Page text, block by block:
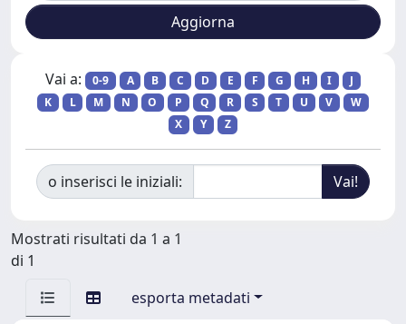
Vai a: 0-9 A B C D E F G H I
J
K
L M N O P Q R S T U V
W
X
Y Z
o inserisci le iniziali:
Mostrati risultati da 1 a 1
di 1
esporta metadati